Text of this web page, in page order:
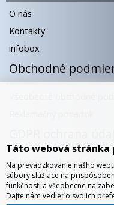
O nás
Kontakty
infobox
Obchodné
Ochrana osobných údajov
Súbory cookies
Správa cookies
Táto webová stránka
Na prevádzkovanie nášho
súbory slúžiace na
funkčnosti a všeobecne na
Dajte nám vedieť o svojich